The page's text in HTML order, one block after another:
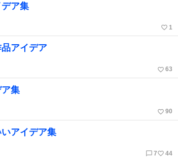
ア集
favorite_border 1
アイデア
favorite_border 63
集
favorite_border 90
アイデア集
chat_bubble_outline 7favorite_border 44